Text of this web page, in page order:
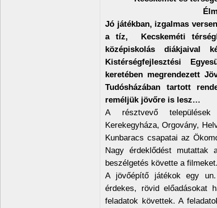
Jó játékban, izgalmas
a tíz, Kecskeméti
középiskolás diákjaival
Kistérségfejlesztési
keretében megrendezett
Tudósházában tartott
reméljük jövőre is lesz…
A résztvevő települések
Kerekegyháza, Orgovány,
Kunbaracs csapatai az
Nagy érdeklődést mutattak
beszélgetés követte a
A jövőépítő játékok egy
érdekes, rövid előadásokat
feladatok követtek. A